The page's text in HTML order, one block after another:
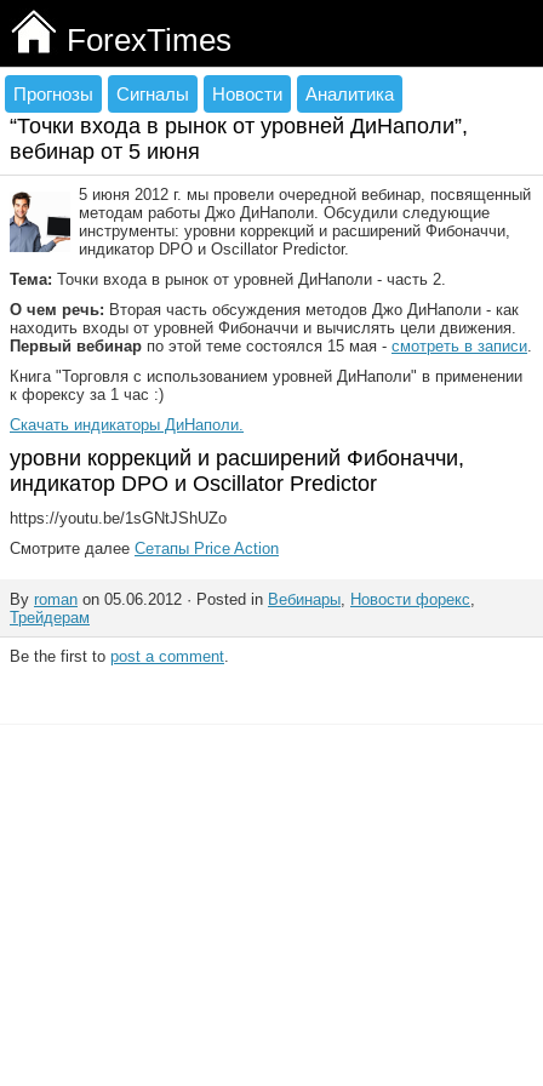
ForexTimes
Прогнозы Сигналы Новости Аналитика
“Точки входа в рынок от уровней ДиНаполи”,
вебинар от 5 июня
5 июня 2012 г. мы провели очередной вебинар, посвященный
методам работы Джо ДиНаполи. Обсудили следующие
инструменты: уровни коррекций и расширений Фибоначчи,
индикатор DPO и Oscillator Predictor.
Тема: Точки входа в рынок от уровней ДиНаполи - часть 2.
О чем речь: Вторая часть обсуждения методов Джо ДиНаполи - как
находить входы от уровней Фибоначчи и вычислять цели движения.
Первый вебинар по этой теме состоялся 15 мая - смотреть в записи.
Книга "Торговля с использованием уровней ДиНаполи" в применении
к форексу за 1 час :)
Скачать индикаторы ДиНаполи.
уровни коррекций и расширений Фибоначчи,
индикатор DPO и Oscillator Predictor
https://youtu.be/1sGNtJShUZo
Смотрите далее Сетапы Price Action
By roman on 05.06.2012 · Posted in Вебинары, Новости форекс,
Трейдерам
Be the first to post a comment.